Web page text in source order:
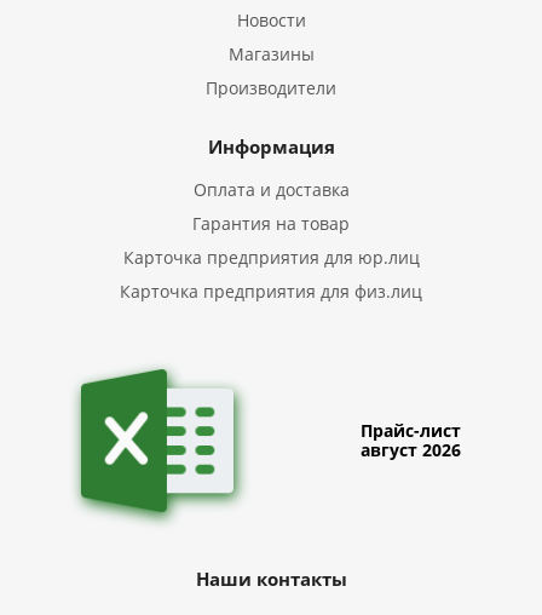
Новости
Магазины
Производители
Информация
Оплата и доставка
Гарантия на товар
Карточка предприятия для юр.лиц
Карточка предприятия для физ.лиц
Прайс-лист
август 2026
Наши контакты